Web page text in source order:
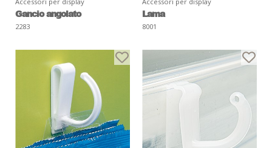
Gancio angolato
2283
Lama
8001